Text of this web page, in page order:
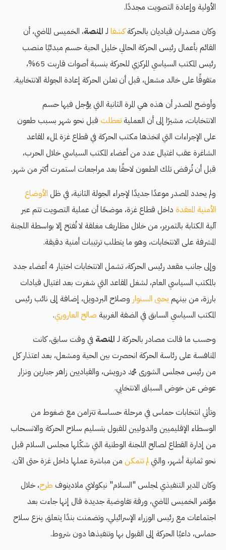
الأولية وإعادة التصويت مجددًا.
وكان مصدران قياديان بالحركةكشفا لـ المنصة، الخميس الماضي، أن
القائم بأعمال رئيس الحركة الحالي خليل الحية حسم مبدئيًا منصب
رئيس المكتب السياسي المركزي للحركة بنسبة أصوات قاربت 65%،
متفوقًا على خالد مشعل، قبل أن تعلن الحركة إعادة الجولة الانتخابية.
وأوضح المصدر أن هذه هي المرة الثانية التي يؤجل فيها حسم
الانتخابات، مشيرًا إلى أن العملية تعطلت قبل نحو شهر بسبب طعون
على الإجراءات التي اتخذها مكتب الحركة في قطاع غزة لملء المقاعد
الشاغرة عقب اغتيال عدد من أعضاء المكتب السياسي خلال الحرب،
قبل أن تُرفض تلك الطعون لاحقًا بعد مراجعات استمرت أكثر من شهر.
ولم يحدد المصدر موعدًا جديدًا لإجراء الجولة الثانية، في ظل الأوضاع
الأمنية المعقدة داخل قطاع غزة، موضحًا أن عملية التصويت تتم عبر
آلية الكتابة بالتمرير، من خلال مظاريف مغلقة لا تُفتح إلا بواسطة اللجنة
المشرفة على الانتخابات، وهو ما يتطلب ترتيبات أمنية دقيقة.
وإلى جانب مقعد رئيس الحركة، تشمل الانتخابات اختيار 4 أعضاء جدد
بالمكتب السياسي العام، لشغل المقاعد التي شغرت بعد اغتيال قيادات
بارزة، من بينهم يحيى السنوار وصلاح البردويل، إضافة إلى نائب رئيس
المكتب السياسي السابق في الضفة الغربية صالح العاروري.
وحسب ما قالت مصادر بالحركة لـ المنصة في وقت سابق، كانت
المنافسة على رئاسة الحركة انحصرت بين الحية ومشعل، بعد اعتذار كل
من رئيس مجلس الشورى محمد درويش، والقياديين زاهر جبارين ونزار
عوض عن خوض السباق الانتخابي.
وتأتي انتخابات حماس في مرحلة حساسة تتزامن مع ضغوط من
الوسطاء الإقليميين والدوليين للقبول بتسليم سلاح الحركة والانسحاب
من إدارة القطاع لصالح اللجنة الوطنية التي شكّلها مجلس السلام قبل
نحو ثمانية أشهر، والتي لم تتمكن من مباشرة عملها داخل غزة حتى الآن.
وكان المدير التنفيذي لمجلس "السلام" نيكولاي ملادينوف طرح، خلال
مؤتمر الخميس الماضي، ورقة تفاوضية جديدة قال إنها جاءت بعد
اجتماعات مع رئيس الوزراء الإسرائيلي، وتضمنت بندًا يتعلق بنزع سلاح
حماس، داعيًا الحركة إلى القبول بها وتنفيذها دون شروط.